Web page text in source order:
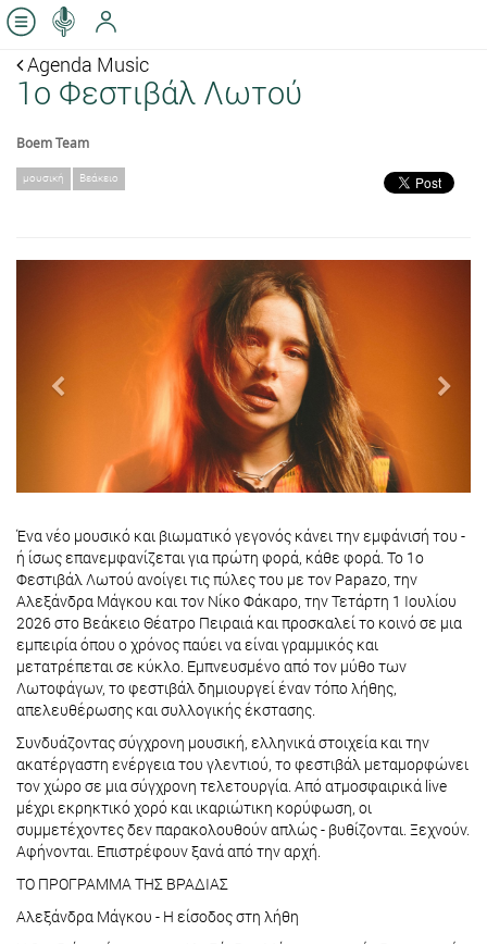
Agenda Music
1ο Φεστιβάλ Λωτού
Boem Team
μουσική Βεάκειο
Ένα νέο μουσικό και βιωματικό γεγονός κάνει την εμφάνισή του -
ή ίσως επανεμφανίζεται για πρώτη φορά, κάθε φορά. Το 1ο
Φεστιβάλ Λωτού ανοίγει τις πύλες του με τον Papazo, την
Αλεξάνδρα Μάγκου και τον Νίκο Φάκαρο, την Τετάρτη 1 Ιουλίου
2026 στο Βεάκειο Θέατρο Πειραιά και προσκαλεί το κοινό σε μια
εμπειρία όπου ο χρόνος παύει να είναι γραμμικός και
μετατρέπεται σε κύκλο. Εμπνευσμένο από τον μύθο των
Λωτοφάγων, το φεστιβάλ δημιουργεί έναν τόπο λήθης,
απελευθέρωσης και συλλογικής έκστασης.
Συνδυάζοντας σύγχρονη μουσική, ελληνικά στοιχεία και την
ακατέργαστη ενέργεια του γλεντιού, το φεστιβάλ μεταμορφώνει
τον χώρο σε μια σύγχρονη τελετουργία. Από ατμοσφαιρικά live
μέχρι εκρηκτικό χορό και ικαριώτικη κορύφωση, οι
συμμετέχοντες δεν παρακολουθούν απλώς - βυθίζονται. Ξεχνούν.
Αφήνονται. Επιστρέφουν ξανά από την αρχή.
ΤΟ ΠΡΟΓΡΑΜΜΑ ΤΗΣ ΒΡΑΔΙΑΣ
Αλεξάνδρα Μάγκου - Η είσοδος στη λήθη